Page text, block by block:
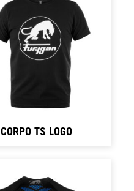
CORPO TS LOGO